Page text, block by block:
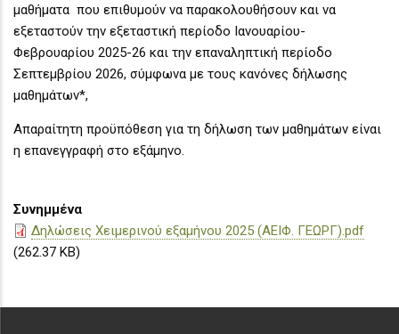
μαθήματα που επιθυμούν να παρακολουθήσουν και να
εξεταστούν την εξεταστική περίοδο Ιανουαρίου-
Φεβρουαρίου 2025-26 και την επαναληπτική περίοδο
Σεπτεμβρίου 2026, σύμφωνα με τους κανόνες δήλωσης
μαθημάτων*,
Απαραίτητη προϋπόθεση για τη δήλωση των μαθημάτων είναι
η επανεγγραφή στο εξάμηνο.
Συνημμένα
Δηλώσεις Χειμερινού εξαμήνου 2025 (ΑΕΙΦ. ΓΕΩΡΓ).pdf
(262.37 KB)